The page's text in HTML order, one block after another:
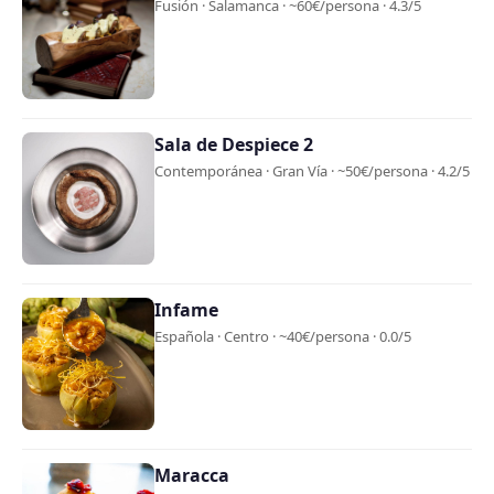
Fusión · Salamanca · ~60€/persona · 4.3/5
Sala de Despiece 2
Contemporánea · Gran Vía · ~50€/persona · 4.2/5
Infame
Española · Centro · ~40€/persona · 0.0/5
Maracca